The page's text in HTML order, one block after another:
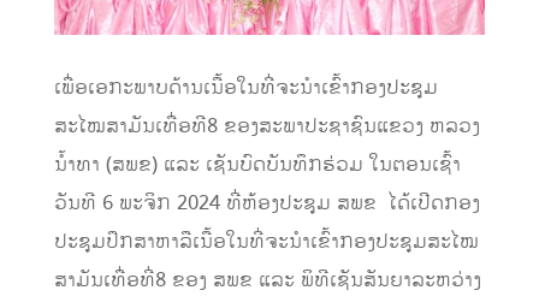
ເພື່ອເອກະພາບດ້ານເນື້ອໃນທີ່ຈະນໍາເຂົ້າກອງປະຊຸມ
ສະໄໝສາມັນເທື່ອທີ8 ຂອງສະພາປະຊາຊົນແຂວງ ຫລວງ
ນ້ຳທາ (ສພຂ) ແລະ ເຊັນບົດບັນທຶກຮ່ວມ ໃນຕອນເຊົ້າ
ວັນທີ 6 ພະຈິກ 2024 ທີ່ຫ້ອງປະຊຸມ ສພຂ ໄດ້ເປີດກອງ
ປະຊຸມປຶກສາຫາລືເນື້ອໃນທີ່ຈະນຳເຂົ້າກອງປະຊຸມສະໄໝ
ສາມັນເທື່ອທີ່8 ຂອງ ສພຂ ແລະ ພິທີເຊັນສັນຍາລະຫວ່າງ